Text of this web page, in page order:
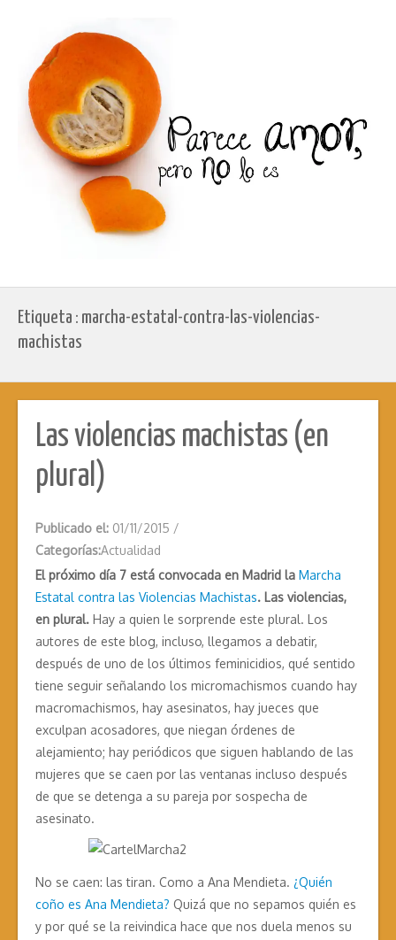
Etiqueta : marcha-estatal-contra-las-violencias-
machistas
Las violencias machistas (en
plural)
Publicado el: 01/11/2015 /
Categorías:Actualidad
El próximo día 7 está convocada en Madrid la Marcha
Estatal contra las Violencias Machistas. Las violencias,
en plural. Hay a quien le sorprende este plural. Los
autores de este blog, incluso, llegamos a debatir,
después de uno de los últimos feminicidios, qué sentido
tiene seguir señalando los micromachismos cuando hay
macromachismos, hay asesinatos, hay jueces que
exculpan acosadores, que niegan órdenes de
alejamiento; hay periódicos que siguen hablando de las
mujeres que se caen por las ventanas incluso después
de que se detenga a su pareja por sospecha de
asesinato.
No se caen: las tiran. Como a Ana Mendieta. ¿Quién
coño es Ana Mendieta? Quizá que no sepamos quién es
y por qué se la reivindica hace que nos duela menos su